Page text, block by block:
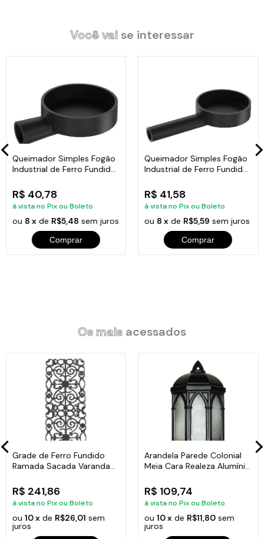
Diâmetro do Bocal: 2cm.
Material: Ferro Fundido.
Diâmetro Total: 13cm.
Peso: 0,940Kg.
Altura: 2,8cm.
Itens Inclusos:
01 Queimador Simples Fogão Industrial de Ferro Fundido N02
13cm.
Você vaise interessar
Queimador Simples Fogão
Industrial de Ferro Fundido
R$ 40,78
à vista no Pix ou Boleto
ou 8 xde R$5,48 sem juros
Comprar
Queimador Simples Fogão
Industrial de Ferro Fundido
R$ 41,58
à vista no Pix ou Boleto
ou 8 xde R$5,59 sem juros
Comprar
Os mais acessados
Grade de Ferro Fundido
Ramada Sacada Varanda
R$ 241,86
à vista no Pix ou Boleto
ou 10 xde R$26,01 sem
juros
Arandela Parede Colonial
Meia Cara Realeza Alumínio
R$ 109,74
à vista no Pix ou Boleto
ou 10 xde R$11,80sem
juros